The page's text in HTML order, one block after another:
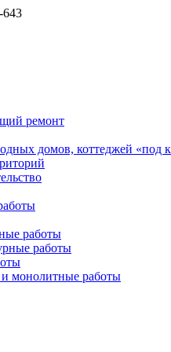
643
ремонт
домов, коттеджей «под
работы
работы
монолитные работы